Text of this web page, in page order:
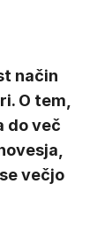
način
O tem,
do več
večjo